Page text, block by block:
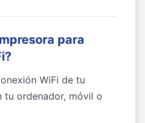
para
WiFi de tu
tu ordenador, móvil o